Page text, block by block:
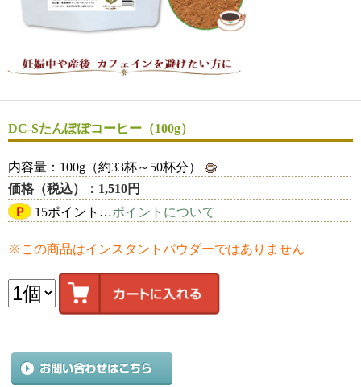
DC-Sたんぽぽコーヒー（100g）
内容量：100g（約33杯～50杯分）
価格（税込）：1,510円
Ｐ
15ポイント…ポイントについて
※この商品はインスタントパウダーではありません